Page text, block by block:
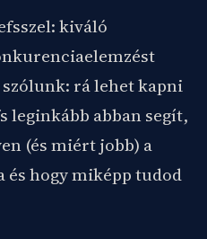
kiváló
rá lehet kapni
leginkább abban segít,
(és miért jobb) a
hogy miképp tudod